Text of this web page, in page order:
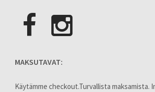
MAKSUTAVAT:
Käytämme checkout.Turvallista maksamista.